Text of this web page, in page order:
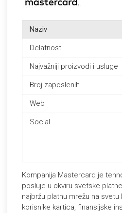
Naziv
Delatnost
Najvažniji proizvodi i usluge
Broj zaposlenih
Web
Social
Kompanija Mastercard je
posluje u okviru svetske
najbržu platnu mrežu na svetu
korisnike kartica, finansijske